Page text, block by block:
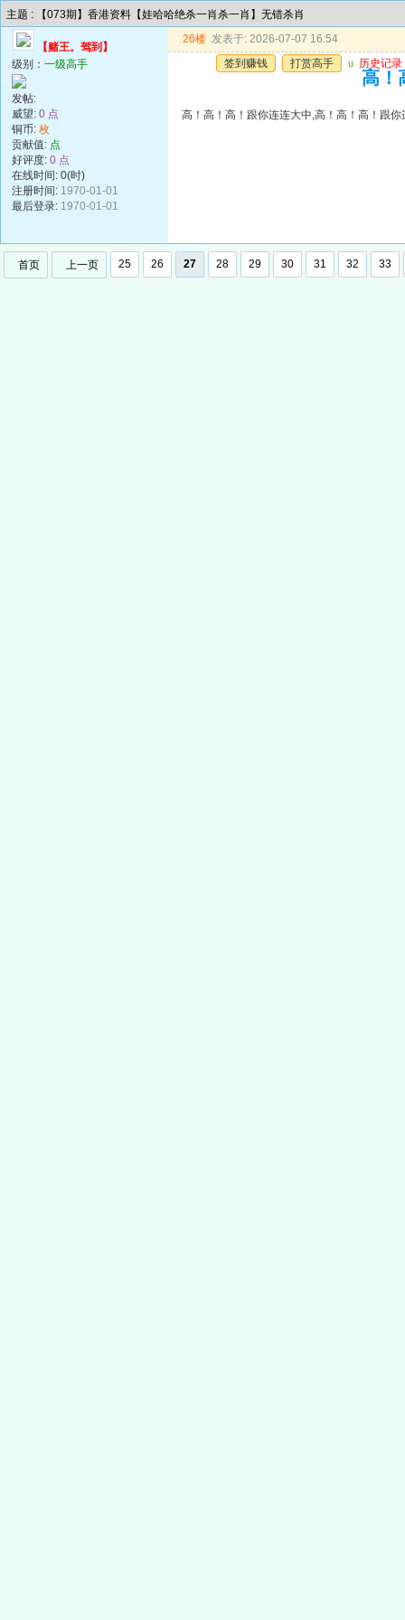
主题 : 【073期】香港资料【娃哈哈绝杀一肖杀一肖】无错杀肖
【赌王。驾到】
级别： 一级高手
发帖:
威望: 0 点
铜币: 枚
贡献值: 点
好评度: 0 点
在线时间: 0(时)
注册时间: 1970-01-01
最后登录: 1970-01-01
26楼 发表于: 2026-07-07 16:54
签到赚钱
打赏高手 u 历史记录
高！
高！高！高！跟你连连大中,高！高！高！跟你
首页 上一页 25 26 27 28 29 30 31 32 33